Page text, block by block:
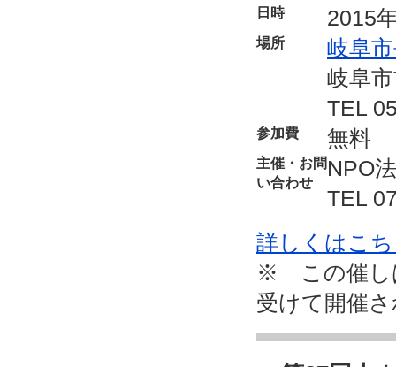
日時 2015
場所
岐阜
岐阜
TEL
参加費 無料
主催・お問
い合わせ
NPO
TEL
詳しくはこ
※ この催し
受けて開催